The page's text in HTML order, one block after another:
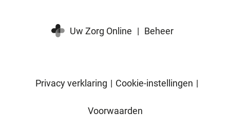
Uw Zorg Online | Beheer
Privacy verklaring | Cookie-instellingen |
Voorwaarden